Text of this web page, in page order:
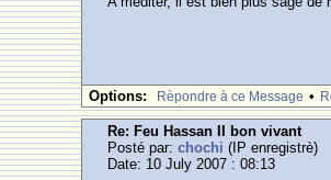
Options: Rèpondre à ce Message •
Re: Feu Hassan II bon vivant
Posté par:chochi (IP enregistrè)
Date: 10 July 2007 : 08:13